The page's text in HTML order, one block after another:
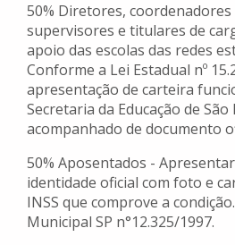
50% Diretores,
supervisores e titulares de
apoio das escolas das redes
Conforme a Lei Estadual nº
apresentação de carteira
Secretaria da Educação de
acompanhado de documento
50% Aposentados -
identidade oficial com foto e
INSS que comprove a
Municipal SP n°12.325/1997.